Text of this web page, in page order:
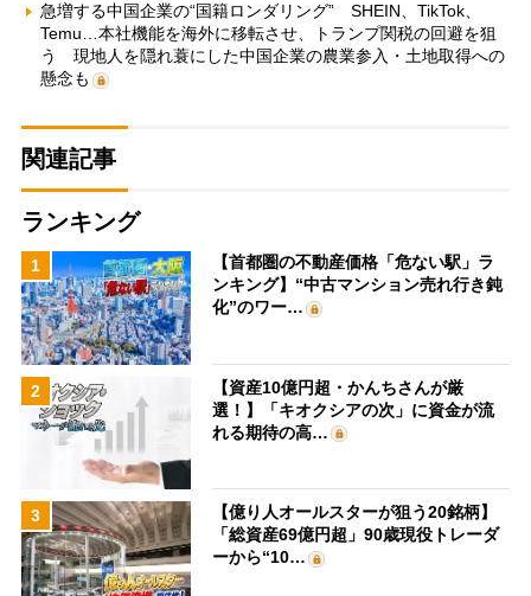
急増する中国企業の“国籍ロンダリング” SHEIN、TikTok、
Temu…本社機能を海外に移転させ、トランプ関税の回避を狙
う 現地人を隠れ蓑にした中国企業の農業参入・土地取得への
懸念も
関連記事
ランキング
1
【首都圏の不動産価格「危ない駅」ラ
ンキング】“中古マンション売れ行き鈍
化”のワー…
2
【資産10億円超・かんちさんが厳
選！】「キオクシアの次」に資金が流
れる期待の高…
3
【億り人オールスターが狙う20銘柄】
「総資産69億円超」90歳現役トレーダ
ーから“10…